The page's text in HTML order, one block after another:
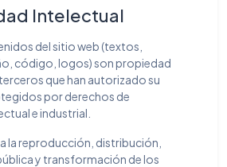
Intelectual
del sitio web (textos,
código, logos) son propiedad
que han autorizado su
por derechos de
e industrial.
la reproducción, distribución,
y transformación de los